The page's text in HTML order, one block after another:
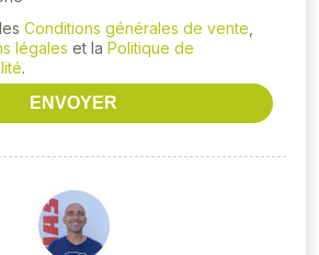
Conditions générales de vente
légales et laPolitique de
ENVOYER